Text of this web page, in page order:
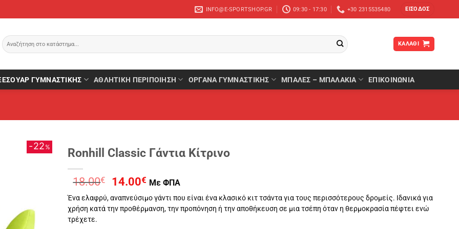
INFO@E-SPORTSHOP.GR 09:30 - 17:30 +30 2315535480 ΕΊΣΟΔΟΣ
Αναζήτηση
για:
ΚΑΛΆΘΙ
ΓΥΜΝΑΣΤΙΚΉΣ ΑΘΛΗΤΙΚΉ ΠΕΡΙΠΟΊΗΣΗ ΌΡΓΑΝΑ ΓΥΜΝΑΣΤΙΚΉΣ ΜΠΆΛΕΣ – ΜΠΑΛΆΚΙΑ ΕΠΙΚΟΙΝΩΝΙΑ
22% Ronhill Classic Γάντια Κίτρινο
18.00€
Original
was:
18.00€.
14.00€Η
τιμή
είναι:
Με ΦΠΑ
Ένα ελαφρύ, αναπνεύσιμο γάντι που είναι ένα κλασικό κιτ τσάντα για τους περισσότερους δρομείς. Ιδανικά για
χρήση κατά την προθέρμανση, την προπόνηση ή την αποθήκευση σε μια τσέπη όταν η θερμοκρασία πέφτει ενώ
τρέχετε.